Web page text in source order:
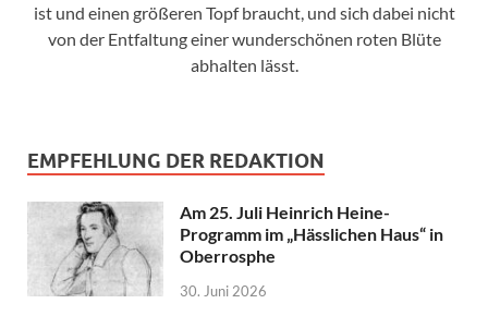
ist und einen größeren Topf braucht, und sich dabei nicht
von der Entfaltung einer wunderschönen roten Blüte
abhalten lässt.
EMPFEHLUNG DER REDAKTION
Am 25. Juli Heinrich Heine-
Programm im „Hässlichen Haus“ in
Oberrosphe
30. Juni 2026